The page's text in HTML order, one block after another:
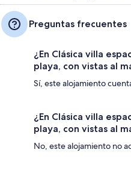
Preguntas frecuentes
¿En Clásica villa
playa, con vistas al
Sí, este alojamiento
¿En Clásica villa
playa, con vistas al
No, este alojamiento no